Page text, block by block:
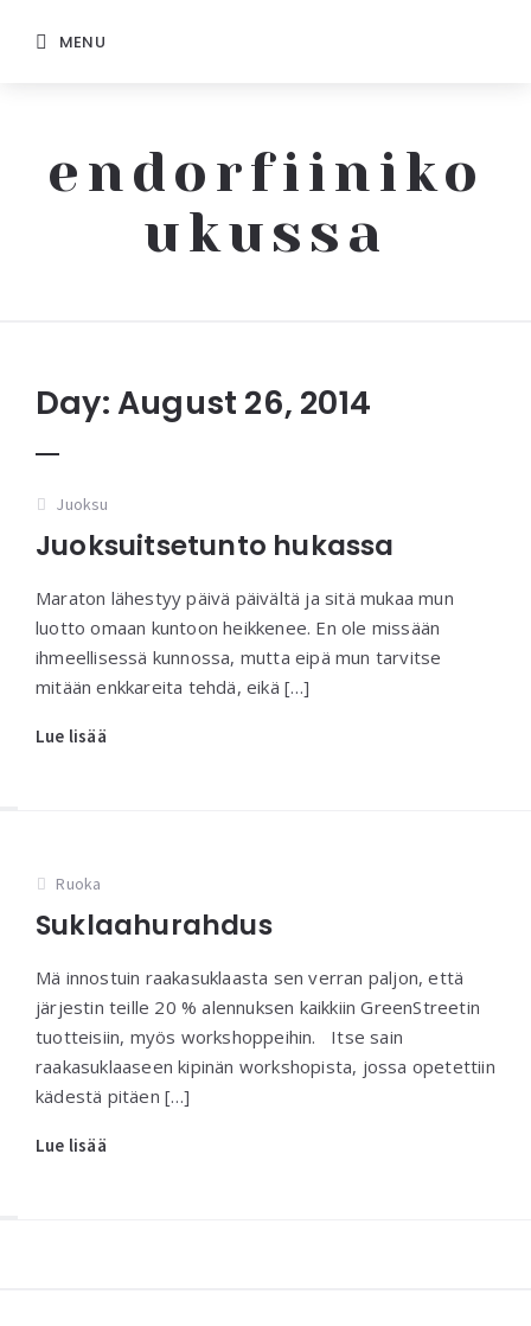
MENU
endorfiiniko
ukussa
Day: August 26, 2014
Juoksu
Juoksuitsetunto hukassa
Maraton lähestyy päivä päivältä ja sitä mukaa mun
luotto omaan kuntoon heikkenee. En ole missään
ihmeellisessä kunnossa, mutta eipä mun tarvitse
mitään enkkareita tehdä, eikä […]
Lue lisää
Ruoka
Suklaahurahdus
Mä innostuin raakasuklaasta sen verran paljon, että
järjestin teille 20 % alennuksen kaikkiin GreenStreetin
tuotteisiin, myös workshoppeihin. Itse sain
raakasuklaaseen kipinän workshopista, jossa opetettiin
kädestä pitäen […]
Lue lisää